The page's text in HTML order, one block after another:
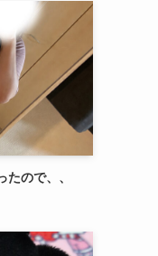
ので、、